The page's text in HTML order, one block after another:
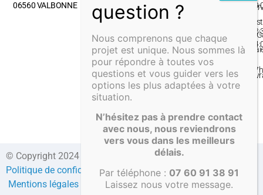
06560 VALBONNE
&
© Copyright 2024 Direct-fosses.com Tous droits réservés –
Politique de confidentialité –Formulaire de contact– CGV
Mentions légales
Compte client
Nous comprenons que chaque
projet est unique. Nous sommes là
pour répondre à toutes vos
questions et vous guider vers les
options les plus adaptées à votre
situation.
N’hésitez pas à prendre contact
avec nous, nous reviendrons
vers vous dans les meilleurs
délais.
Par téléphone : 07 60 91 38 91
Laissez nous votre message.